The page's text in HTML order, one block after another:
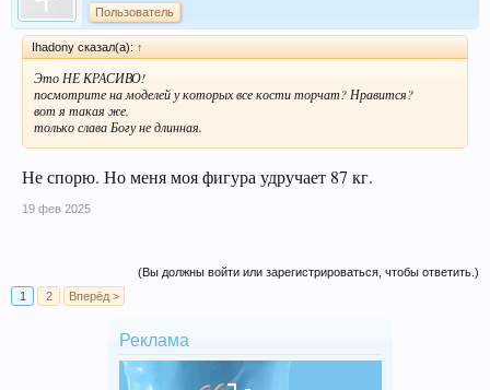
Пользователь
Ihadony сказал(а): ↑
Это НЕ КРАСИВО!
посмотрите на моделей у которых все кости торчат? Нравится?
вот я такая же.
только слава Богу не длинная.
Не спорю. Но меня моя фигура удручает 87 кг.
19 фев 2025
(Вы должны войти или зарегистрироваться, чтобы ответить.)
1
2 Вперёд >
Реклама